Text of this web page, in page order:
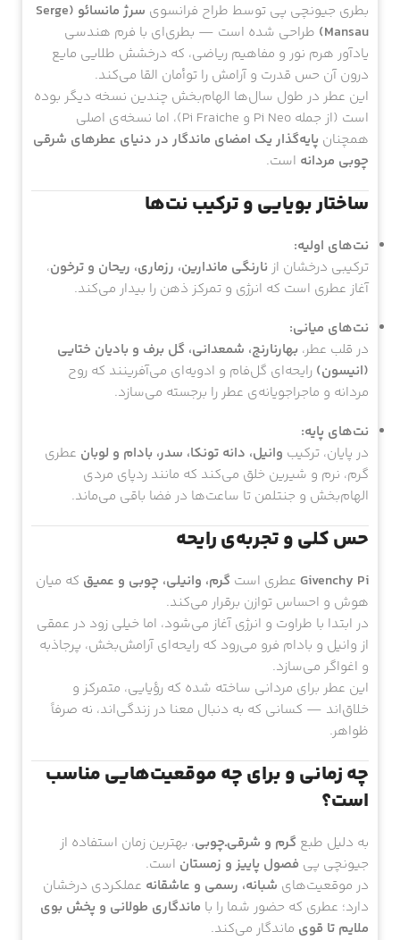
بطری جیونچی پی توسط طراح فرانسوی
سرژ مانسائو (Serge
Mansau) طراحی شده است — بطری‌ای با فرم هندسی
یادآور هرم نور و مفاهیم ریاضی، که درخشش طلایی مایع
درون آن حس قدرت و آرامش را توأمان القا می‌کند.
این عطر در طول سال‌ها الهام‌بخش چندین نسخه دیگر بوده
است (از جمله Pi Neo و Pi Fraiche)، اما نسخه‌ی اصلی
همچنان پایه‌گذار یک امضای ماندگار در دنیای عطرهای شرقی
چوبی مردانه است.
ساختار بویایی و ترکیب نت‌ها
نت‌های اولیه:
ترکیبی درخشان از نارنگی ماندارین، رزماری، ریحان و ترخون،
آغاز عطری است که انرژی و تمرکز ذهن را بیدار می‌کند.
نت‌های میانی:
در قلب عطر، بهارنارنج، شمعدانی، گل برف و بادیان ختایی
(انیسون) رایحه‌ای گل‌فام و ادویه‌ای می‌آفرینند که روح
مردانه و ماجراجویانه‌ی عطر را برجسته می‌سازد.
نت‌های پایه:
در پایان، ترکیب وانیل، دانه تونکا، سدر، بادام و لوبان عطری
گرم، نرم و شیرین خلق می‌کند که مانند ردپای مردی
الهام‌بخش و جنتلمن تا ساعت‌ها در فضا باقی می‌ماند.
حس کلی و تجربه‌ی رایحه
Givenchy Pi عطری است گرم، وانیلی، چوبی و عمیق که میان
هوش و احساس توازن برقرار می‌کند.
در ابتدا با طراوت و انرژی آغاز می‌شود، اما خیلی زود در عمقی
از وانیل و بادام فرو می‌رود که رایحه‌ای آرامش‌بخش، پرجاذبه
و اغواگر می‌سازد.
این عطر برای مردانی ساخته شده که رؤیایی، متمرکز و
خلاق‌اند — کسانی که به دنبال معنا در زندگی‌اند، نه صرفاً
ظواهر.
چه زمانی و برای چه موقعیت‌هایی مناسب
است؟
به دلیل طبع گرم و شرقی‌ـ‌چوبی، بهترین زمان استفاده از
جیونچی پی فصول پاییز و زمستان است.
در موقعیت‌های شبانه، رسمی و عاشقانه عملکردی درخشان
دارد؛ عطری که حضور شما را با ماندگاری طولانی و پخش بوی
ملایم تا قوی ماندگار می‌کند.